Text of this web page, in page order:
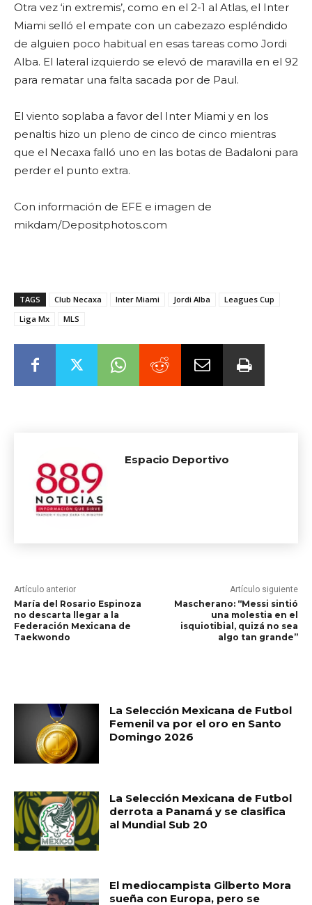
Otra vez ‘in extremis’, como en el 2-1 al Atlas, el Inter
Miami selló el empate con un cabezazo espléndido
de alguien poco habitual en esas tareas como Jordi
Alba. El lateral izquierdo se elevó de maravilla en el 92
para rematar una falta sacada por de Paul.
El viento soplaba a favor del Inter Miami y en los
penaltis hizo un pleno de cinco de cinco mientras
que el Necaxa falló uno en las botas de Badaloni para
perder el punto extra.
Con información de EFE e imagen de
mikdam/Depositphotos.com
TAGS Club Necaxa Inter Miami Jordi Alba
Leagues Cup
Liga Mx
MLS
Espacio Deportivo
Artículo anterior
María del Rosario Espinoza
no descarta llegar a la
Federación Mexicana de
Taekwondo
Artículo siguiente
Mascherano: “Messi sintió
una molestia en el
isquiotibial, quizá no sea
algo tan grande”
La Selección Mexicana de Futbol
Femenil va por el oro en Santo
Domingo 2026
La Selección Mexicana de Futbol
derrota a Panamá y se clasifica
al Mundial Sub 20
El mediocampista Gilberto Mora
sueña con Europa, pero se